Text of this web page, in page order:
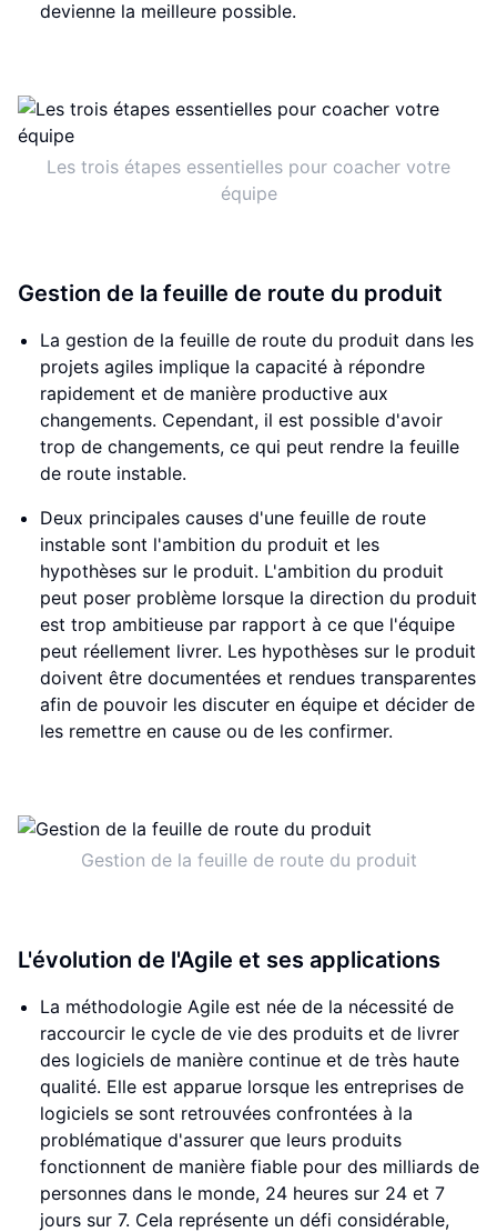
devienne la meilleure possible.
Les trois étapes essentielles pour coacher votre
équipe
Gestion de la feuille de route du produit
La gestion de la feuille de route du produit dans les
projets agiles implique la capacité à répondre
rapidement et de manière productive aux
changements. Cependant, il est possible d'avoir
trop de changements, ce qui peut rendre la feuille
de route instable.
Deux principales causes d'une feuille de route
instable sont l'ambition du produit et les
hypothèses sur le produit. L'ambition du produit
peut poser problème lorsque la direction du produit
est trop ambitieuse par rapport à ce que l'équipe
peut réellement livrer. Les hypothèses sur le produit
doivent être documentées et rendues transparentes
afin de pouvoir les discuter en équipe et décider de
les remettre en cause ou de les confirmer.
Gestion de la feuille de route du produit
L'évolution de l'Agile et ses applications
La méthodologie Agile est née de la nécessité de
raccourcir le cycle de vie des produits et de livrer
des logiciels de manière continue et de très haute
qualité. Elle est apparue lorsque les entreprises de
logiciels se sont retrouvées confrontées à la
problématique d'assurer que leurs produits
fonctionnent de manière fiable pour des milliards de
personnes dans le monde, 24 heures sur 24 et 7
jours sur 7. Cela représente un défi considérable,